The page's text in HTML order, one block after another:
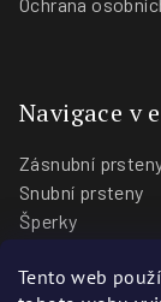
Tento web
Ochrana
Navigace v
Zásnubní
Snubní prsteny
Šperky
Blog